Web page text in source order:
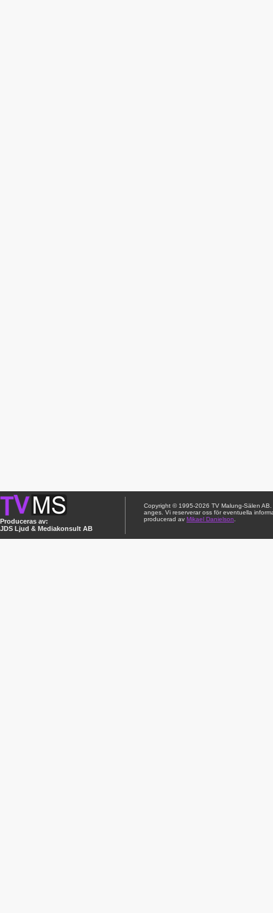
Produceras av:
JDS Ljud & Mediakonsult AB
Copyright © 1995-2026 TV Malung-Sälen
anges. Vi reserverar oss för eventuella
producerad av Mikael Danielson